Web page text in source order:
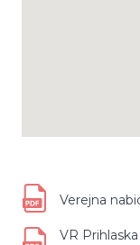
Verejna
VR